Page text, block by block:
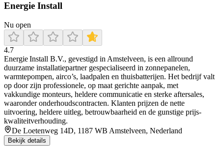
Energie Install
Nu open
4.7
Energie Install B.V., gevestigd in Amstelveen, is een allround
duurzame installatiepartner gespecialiseerd in zonnepanelen,
warmtepompen, airco’s, laadpalen en thuisbatterijen. Het bedrijf valt
op door zijn professionele, op maat gerichte aanpak, met
vakkundige monteurs, heldere communicatie en sterke aftersales,
waaronder onderhoudscontracten. Klanten prijzen de nette
uitvoering, heldere uitleg, betrouwbaarheid en de gunstige prijs-
kwaliteitverhouding.
De Loetenweg 14D, 1187 WB Amstelveen, Nederland
Bekijk details